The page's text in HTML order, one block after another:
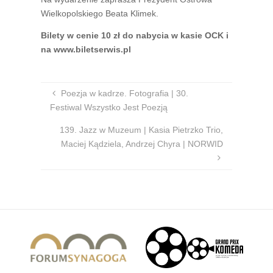
Wielkopolskiego Beata Klimek.
Bilety w cenie 10 zł do nabycia w kasie OCK i
na www.biletserwis.pl
Poezja w kadrze. Fotografia | 30.
Festiwal Wszystko Jest Poezją
139. Jazz w Muzeum | Kasia Pietrzko Trio,
Maciej Kądziela, Andrzej Chyra | NORWID